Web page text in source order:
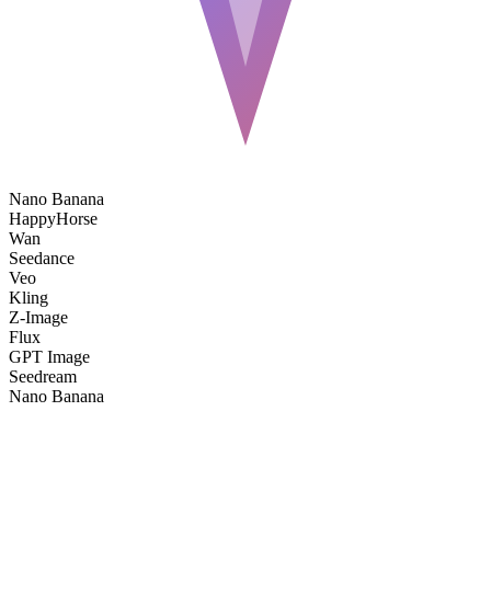
Nano Banana
HappyHorse
Wan
Seedance
Veo
Kling
Z-Image
Flux
GPT Image
Seedream
Nano Banana